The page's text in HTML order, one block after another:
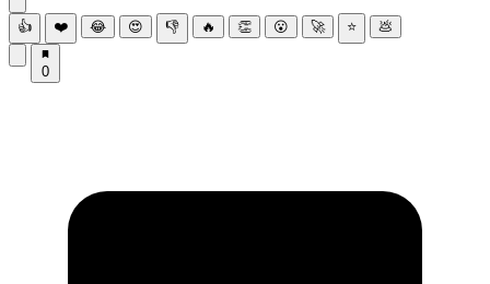
👍 ❤️ 😂 😍 👎 🔥 👏 😮 🚀 ⭐ 💩
0